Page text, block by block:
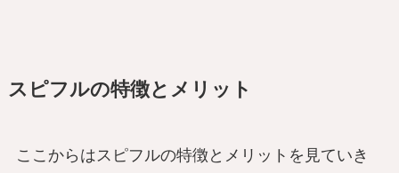
スピフルの特徴とメリット
ここからはスピフルの特徴とメリットを見ていき